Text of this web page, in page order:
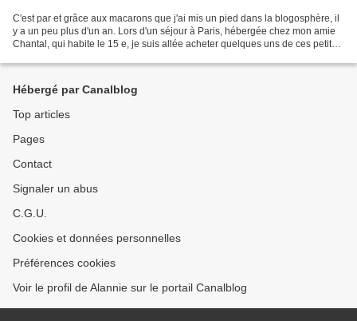
C'est par et grâce aux macarons que j'ai mis un pied dans la blogosphère, il
y a un peu plus d'un an. Lors d'un séjour à Paris, hébergée chez mon amie
Chantal, qui habite le 15 e, je suis allée acheter quelques uns de ces petits
Hébergé par Canalblog
Top articles
Pages
Contact
Signaler un abus
C.G.U.
Cookies et données personnelles
Préférences cookies
Voir le profil de Alannie sur le portail Canalblog